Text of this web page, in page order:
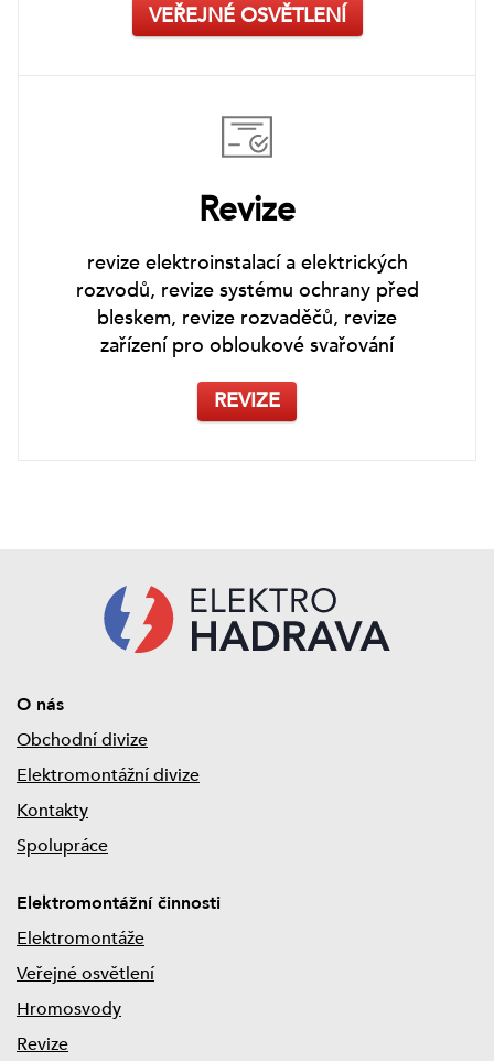
VEŘEJNÉ OSVĚTLENÍ
Revize
revize elektroinstalací a elektrických
rozvodů, revize systému ochrany před
bleskem, revize rozvaděčů, revize
zařízení pro obloukové svařování
REVIZE
O nás
Obchodní divize
Elektromontážní divize
Kontakty
Spolupráce
Elektromontážní činnosti
Elektromontáže
Veřejné osvětlení
Hromosvody
Revize